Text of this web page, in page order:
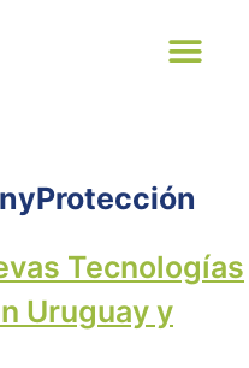
Tecnologías
Uruguay y